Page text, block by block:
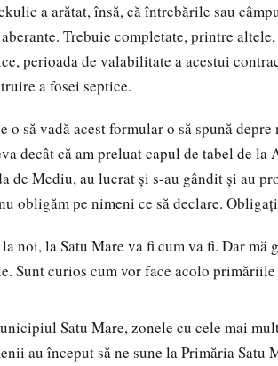
a arătat, însă, că întrebările sau
Trebuie completate, printre
perioada de valabilitate a acestui
a fosei septice.
o să vadă acest formular o să spună
decât că am preluat capul de tabel de la
de Mediu, au lucrat și s-au gândit și au
obligăm pe nimeni ce să declare.
noi, la Satu Mare va fi cum va fi. Dar mă
Sunt curios cum vor face acolo
Satu Mare, zonele cu cele mai
au început să ne sune la Primăria